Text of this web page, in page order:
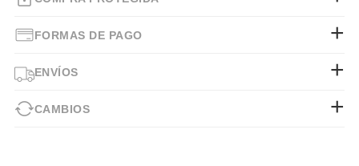
FORMAS DE PAGO
ENVÍOS
CAMBIOS